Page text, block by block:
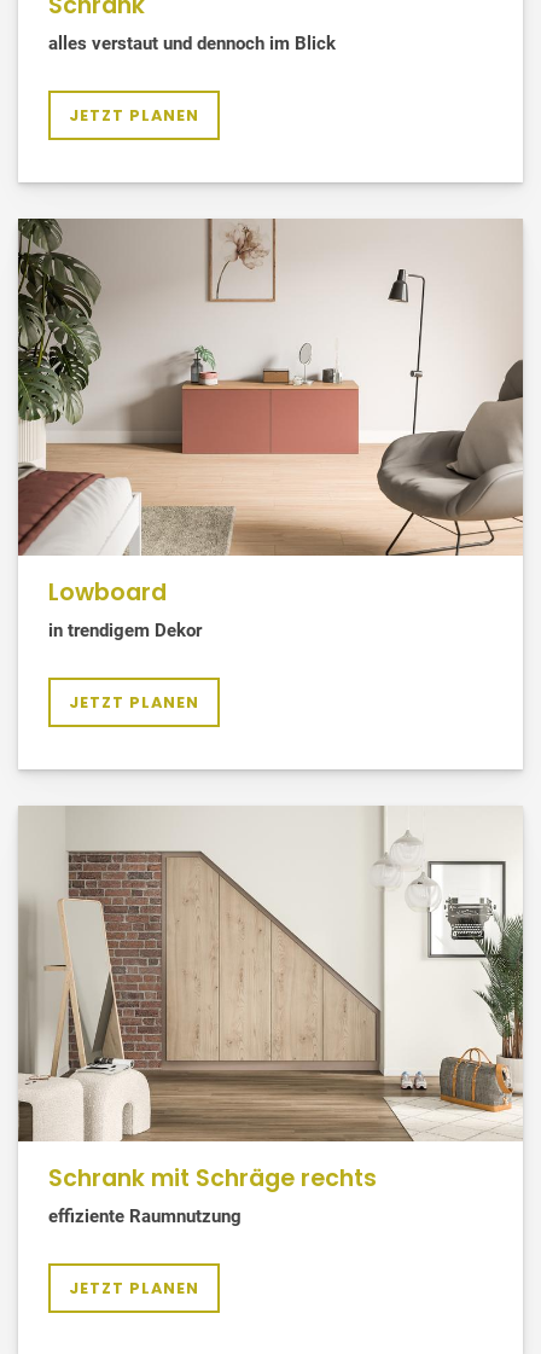
alles verstaut und dennoch im Blick
JETZT PLANEN
Lowboard
in trendigem Dekor
JETZT PLANEN
Schrank mit Schräge rechts
effiziente Raumnutzung
JETZT PLANEN